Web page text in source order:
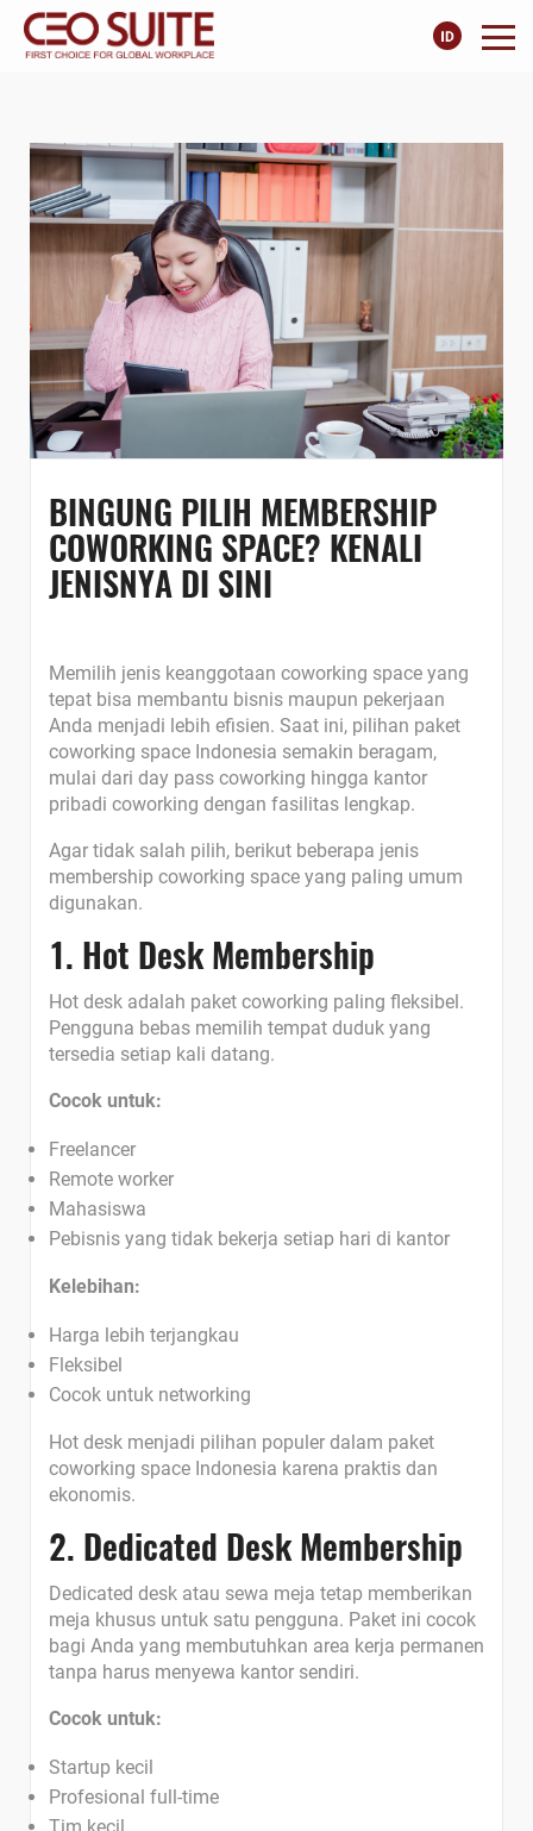
BINGUNG PILIH MEMBERSHIP
COWORKING SPACE? KENALI
JENISNYA DI SINI
Memilih jenis keanggotaan coworking space yang
tepat bisa membantu bisnis maupun pekerjaan
Anda menjadi lebih efisien. Saat ini, pilihan paket
coworking space Indonesia semakin beragam,
mulai dari day pass coworking hingga kantor
pribadi coworking dengan fasilitas lengkap.
Agar tidak salah pilih, berikut beberapa jenis
membership coworking space yang paling umum
digunakan.
1. Hot Desk Membership
Hot desk adalah paket coworking paling fleksibel.
Pengguna bebas memilih tempat duduk yang
tersedia setiap kali datang.
Cocok untuk:
Freelancer
Remote worker
Mahasiswa
Pebisnis yang tidak bekerja setiap hari di kantor
Kelebihan:
Harga lebih terjangkau
Fleksibel
Cocok untuk networking
Hot desk menjadi pilihan populer dalam paket
coworking space Indonesia karena praktis dan
ekonomis.
2. Dedicated Desk Membership
Dedicated desk atau sewa meja tetap memberikan
meja khusus untuk satu pengguna. Paket ini cocok
bagi Anda yang membutuhkan area kerja permanen
tanpa harus menyewa kantor sendiri.
Cocok untuk:
Startup kecil
Profesional full-time